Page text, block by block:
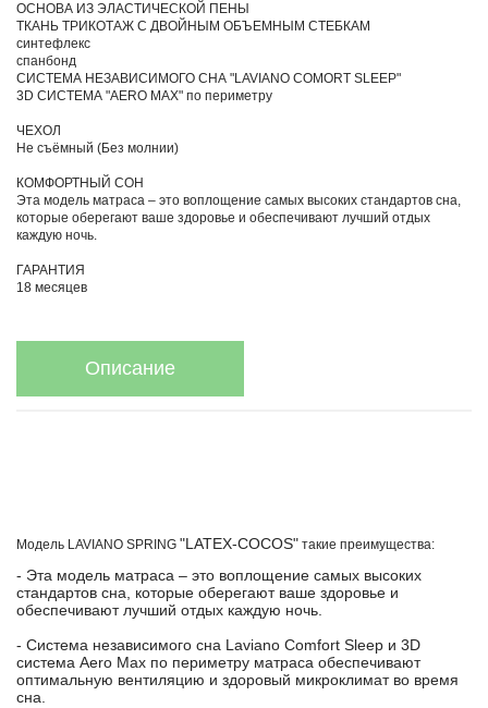
ОСНОВА ИЗ ЭЛАСТИЧЕСКОЙ ПЕНЫ
ТКАНЬ ТРИКОТАЖ С ДВОЙНЫМ ОБЪЕМНЫМ СТЕБКАМ
синтефлекс
спанбонд
СИСТЕМА НЕЗАВИСИМОГО СНА "LAVIANO COMORT SLEEP"
3D СИСТЕМА "AERO MAX" по периметру
ЧЕХОЛ
Не съёмный (Без молнии)
КОМФОРТНЫЙ СОН
Эта модель матраса – это воплощение самых высоких стандартов сна,
которые оберегают ваше здоровье и обеспечивают лучший отдых
каждую ночь.
ГАРАНТИЯ
18 месяцев
Описание
Модель LAVIANO SPRING "LATEX-COCOS" такие преимущества:
- Эта модель матраса – это воплощение самых высоких
стандартов сна, которые оберегают ваше здоровье и
обеспечивают лучший отдых каждую ночь.
- Система независимого сна Laviano Comfort Sleep и 3D
система Aero Max по периметру матраса обеспечивают
оптимальную вентиляцию и здоровый микроклимат во время
сна.